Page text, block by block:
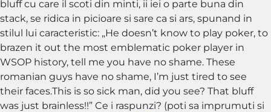
bluff cu care il scoti din minti, ii iei o parte buna din
stack, se ridica in picioare si sare ca si ars, spunand in
stilul lui caracteristic: „He doesn’t know to play poker, to
brazen it out the most emblematic poker player in
WSOP history, tell me you have no shame. These
romanian guys have no shame, I’m just tired to see
their faces.This is so sick man, did you see? That bluff
was just brainless!!” Ce i raspunzi? (poti sa imprumuti si